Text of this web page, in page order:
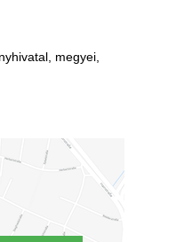
megyei,